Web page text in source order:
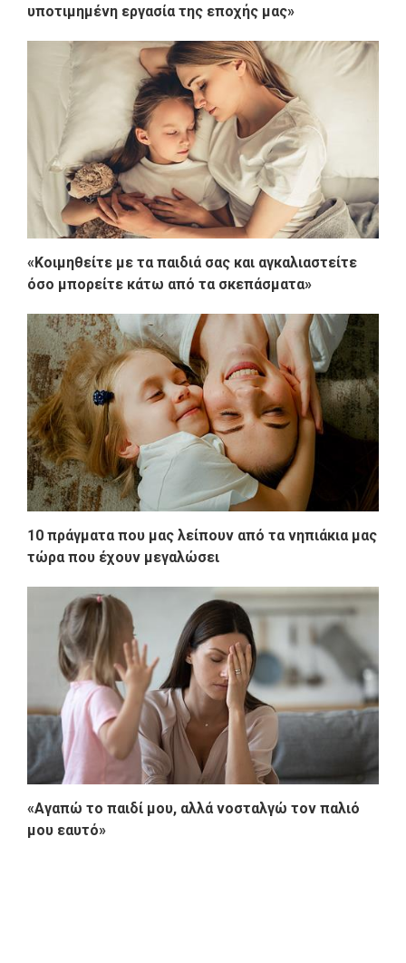
υποτιμημένη εργασία της εποχής μας»
«Κοιμηθείτε με τα παιδιά σας και αγκαλιαστείτε
όσο μπορείτε κάτω από τα σκεπάσματα»
10 πράγματα που μας λείπουν από τα νηπιάκια μας
τώρα που έχουν μεγαλώσει
«Αγαπώ το παιδί μου, αλλά νοσταλγώ τον παλιό
μου εαυτό»